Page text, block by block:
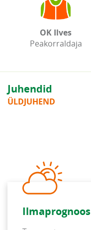
OK Ilves
Peakorraldaja
Juhendid
ÜLDJUHEND
Ilmaprognoos